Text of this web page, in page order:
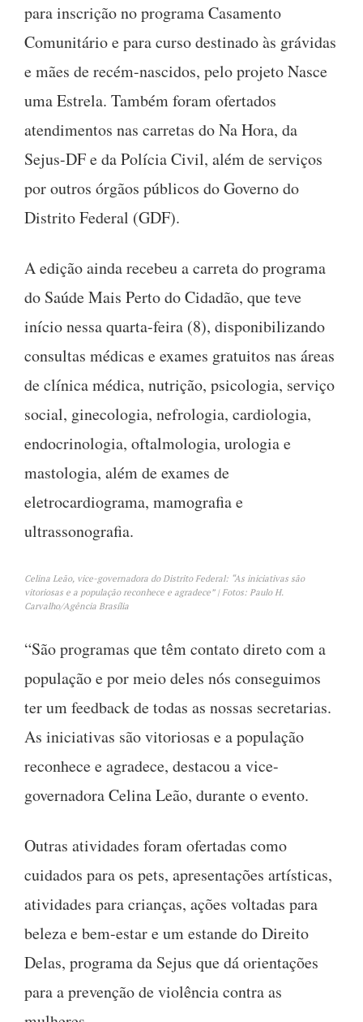
para inscrição no programa Casamento
Comunitário e para curso destinado às grávidas
e mães de recém-nascidos, pelo projeto Nasce
uma Estrela. Também foram ofertados
atendimentos nas carretas do Na Hora, da
Sejus-DF e da Polícia Civil, além de serviços
por outros órgãos públicos do Governo do
Distrito Federal (GDF).
A edição ainda recebeu a carreta do programa
do Saúde Mais Perto do Cidadão, que teve
início nessa quarta-feira (8), disponibilizando
consultas médicas e exames gratuitos nas áreas
de clínica médica, nutrição, psicologia, serviço
social, ginecologia, nefrologia, cardiologia,
endocrinologia, oftalmologia, urologia e
mastologia, além de exames de
eletrocardiograma, mamografia e
ultrassonografia.
Celina Leão, vice-governadora do Distrito Federal: “As iniciativas são
vitoriosas e a população reconhece e agradece” | Fotos: Paulo H.
Carvalho/Agência Brasília
“São programas que têm contato direto com a
população e por meio deles nós conseguimos
ter um feedback de todas as nossas secretarias.
As iniciativas são vitoriosas e a população
reconhece e agradece, destacou a vice-
governadora Celina Leão, durante o evento.
Outras atividades foram ofertadas como
cuidados para os pets, apresentações artísticas,
atividades para crianças, ações voltadas para
beleza e bem-estar e um estande do Direito
Delas, programa da Sejus que dá orientações
para a prevenção de violência contra as